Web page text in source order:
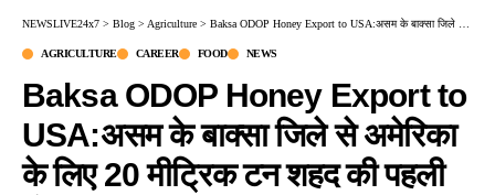
NEWSLIVE24x7 > Blog > Agriculture > Baksa ODOP Honey Export to USA:असम के बाक्सा जिले से अमेरिका के लिए 20 मीट्रिक टन शहद की पहली खेप रवाना
AGRICULTURE CAREER FOOD NEWS
Baksa ODOP Honey Export to
USA:असम के बाक्सा जिले से अमेरिका
के लिए 20 मीट्रिक टन शहद की पहली